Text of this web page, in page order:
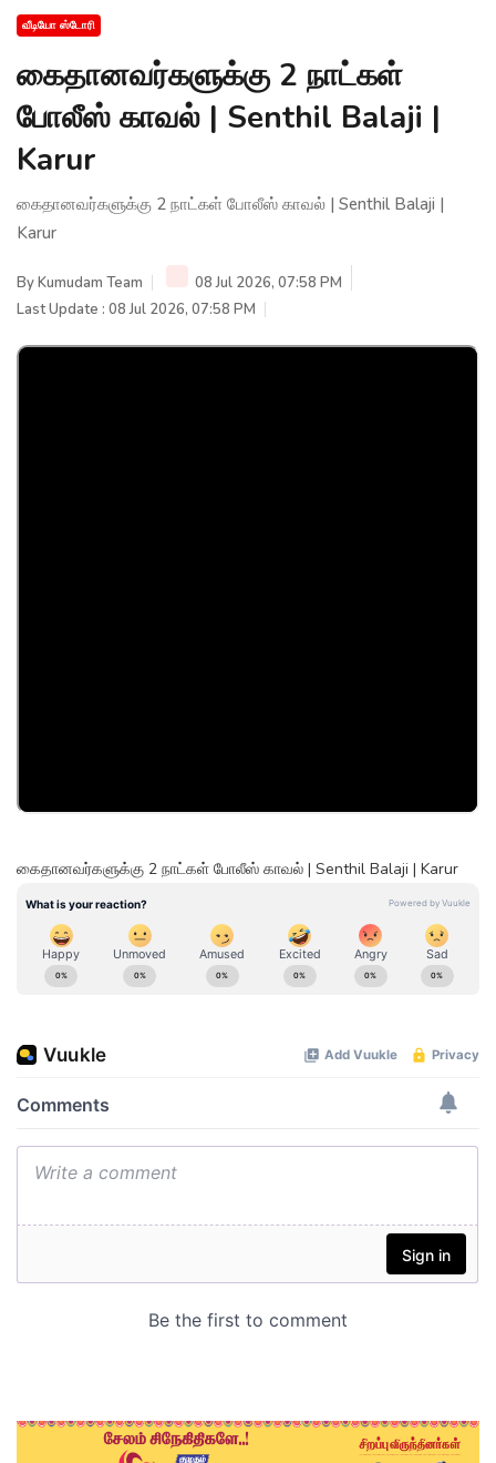
வீடியோ ஸ்டோரி
கைதானவர்களுக்கு 2 நாட்கள்
போலீஸ் காவல் | Senthil Balaji |
Karur
கைதானவர்களுக்கு 2 நாட்கள் போலீஸ் காவல் | Senthil Balaji |
Karur
ByKumudam Team
08 Jul 2026, 07:58 PM
Last Update : 08 Jul 2026, 07:58 PM
கைதானவர்களுக்கு 2 நாட்கள் போலீஸ் காவல் | Senthil Balaji | Karur